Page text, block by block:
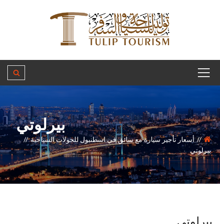
بيرلوتي
أسعار تأجير سيارة مع سائق في اسطنبول للجولات السياحية
بيرلوتي
بيرلوتي